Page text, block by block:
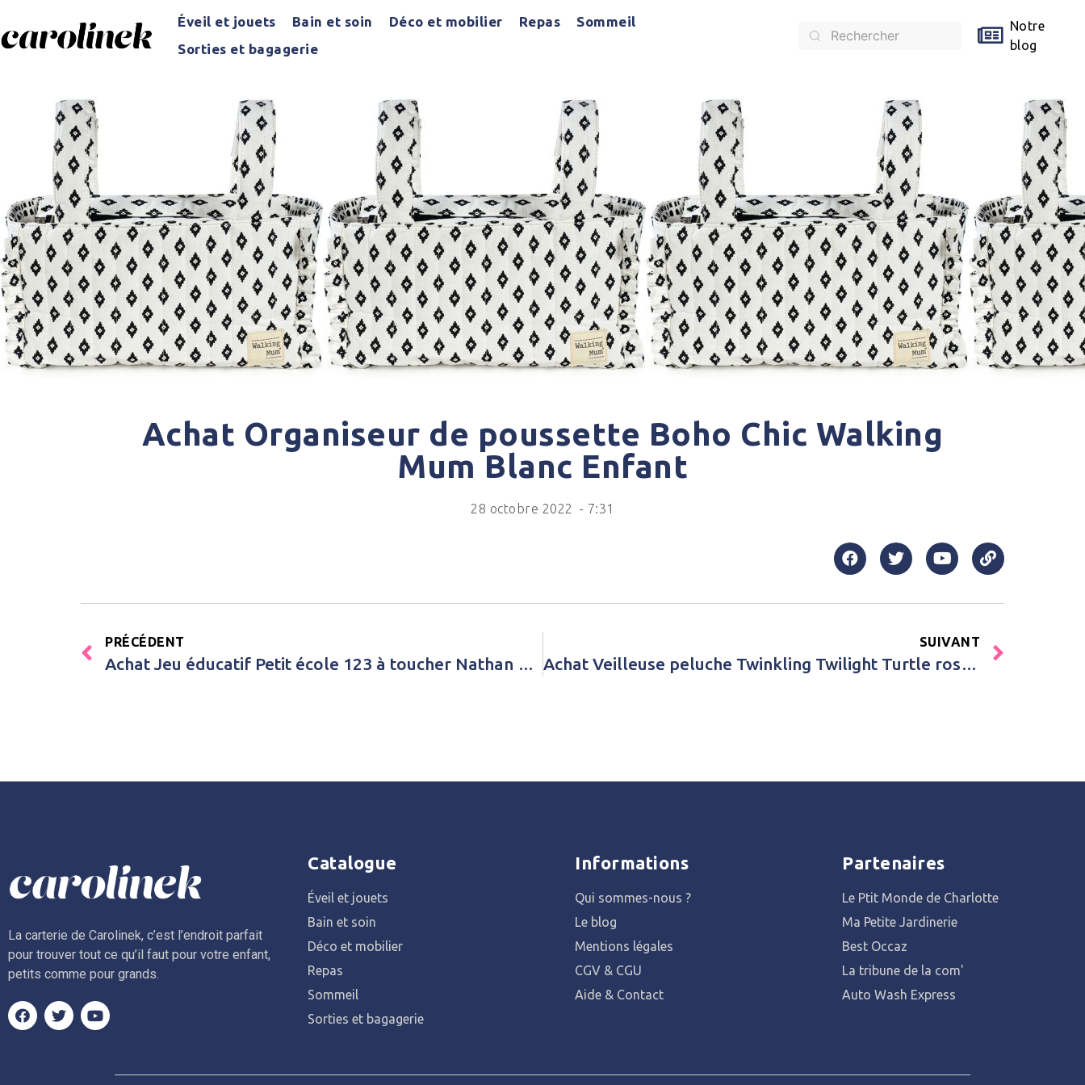
Éveil et jouets Bain et soin Déco et mobilier Repas
Sommeil
Sorties et bagagerie
Notre
blog
Achat Organiseur de poussette Boho Chic Walking
Mum Blanc Enfant
28 octobre 2022 - 7:31
PRÉCÉDENT
Achat Jeu éducatif Petit école 123 à toucher Nathan Jaune Bébé
SUIVANT
Achat Veilleuse peluche Twinkling Twilight Turtle rose Cloud B Rose Fille
La carterie de Carolinek, c’est l’endroit parfait
pour trouver tout ce qu’il faut pour votre enfant,
petits comme pour grands.
Catalogue
Éveil et jouets
Bain et soin
Déco et mobilier
Repas
Sommeil
Sorties et bagagerie
Informations
Qui sommes-nous ?
Le blog
Mentions légales
CGV & CGU
Aide & Contact
Partenaires
Le Ptit Monde de Charlotte
Ma Petite Jardinerie
Best Occaz
La tribune de la com'
Auto Wash Express